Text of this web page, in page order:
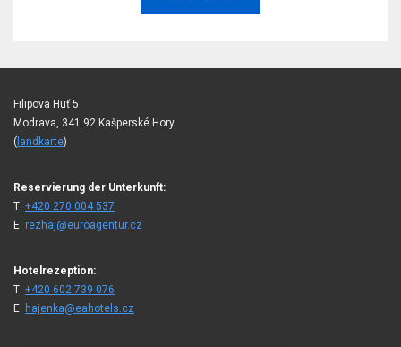
Filipova Huť 5
Modrava, 341 92 Kašperské Hory
( landkarte)
Reservierung der Unterkunft:
T: +420 270 004 537
E: rezhaj@euroagentur.cz
Hotelrezeption:
T: +420 602 739 076
E: hajenka@eahotels.cz